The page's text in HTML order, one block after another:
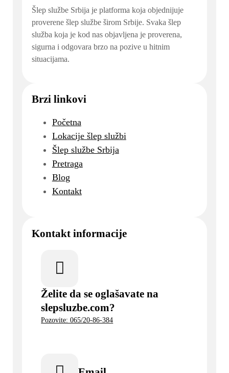
Šlep službe Srbija je platforma koja objednijuje
proverene šlep službe širom Srbije. Svaka šlep
služba koja je kod nas objavljena je proverena,
sigurna i odgovara brzo na pozive u hitnim
situacijama.
Brzi linkovi
Početna
Lokacije šlep službi
Šlep službe Srbija
Pretraga
Blog
Kontakt
Kontakt informacije
Želite da se oglašavate na
slepsluzbe.com?
Pozovite: 065/20-86-384